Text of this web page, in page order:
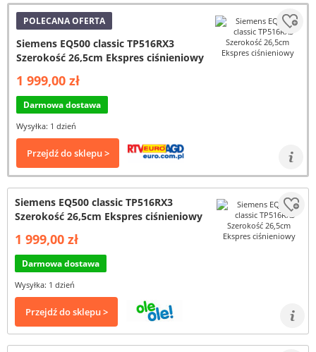
POLECANA OFERTA
Siemens EQ500 classic TP516RX3
Szerokość 26,5cm Ekspres ciśnieniowy
1 999,00 zł
Darmowa dostawa
Wysyłka: 1 dzień
Przejdź do sklepu >
Siemens EQ500 classic TP516RX3
Szerokość 26,5cm Ekspres ciśnieniowy
1 999,00 zł
Darmowa dostawa
Wysyłka: 1 dzień
Przejdź do sklepu >